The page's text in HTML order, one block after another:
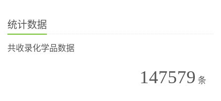
统计数据
共收录化学品数据
147579 条